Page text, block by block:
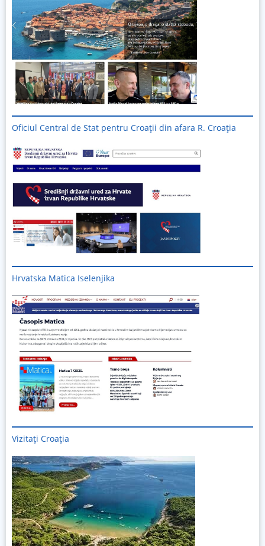
Oficiul Central de Stat pentru Croații din afara R. Croația
Hrvatska Matica Iselenjika
Vizitați Croația